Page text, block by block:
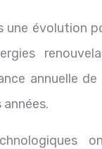
évolution
annuelle de